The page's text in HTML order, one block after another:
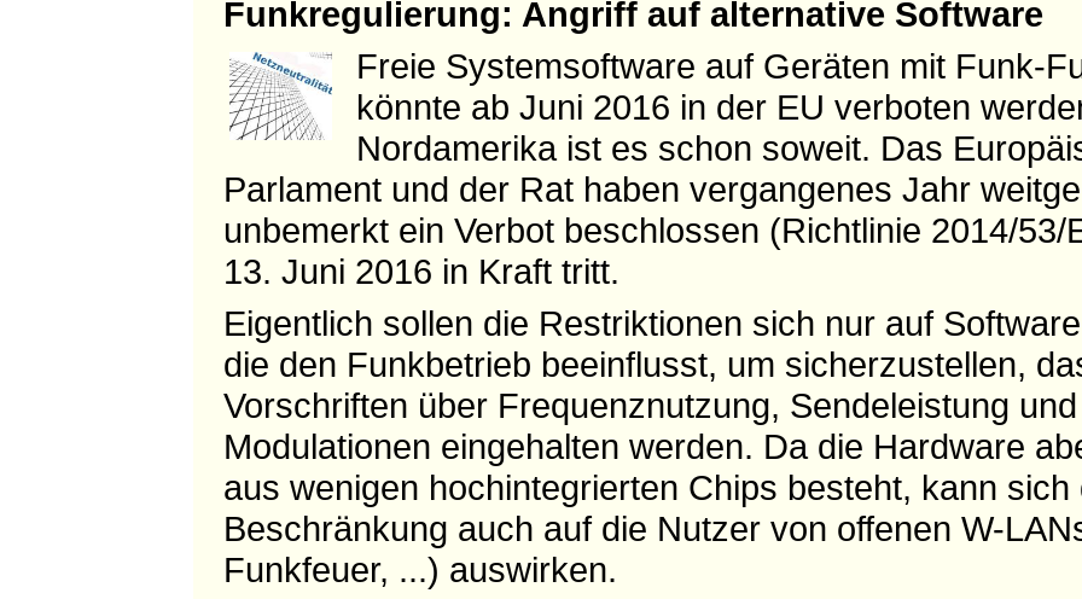
Funkregulierung: Angriff auf alternative Software
Freie Systemsoftware auf Geräten mit Funk-
könnte ab Juni 2016 in der EU verboten
Nordamerika ist es schon soweit. Das
Parlament und der Rat haben vergangenes Jahr
unbemerkt ein Verbot beschlossen (Richtlinie 2014/53/
13. Juni 2016 in Kraft tritt.
Eigentlich sollen die Restriktionen sich nur auf
die den Funkbetrieb beeinflusst, um sicherzustellen,
Vorschriften über Frequenznutzung, Sendeleistung und
Modulationen eingehalten werden. Da die Hardware
aus wenigen hochintegrierten Chips besteht, kann sich
Beschränkung auch auf die Nutzer von offenen W-
Funkfeuer, ...) auswirken.